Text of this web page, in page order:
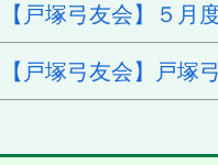
【戸塚弓友会】５月
【戸塚弓友会】戸塚